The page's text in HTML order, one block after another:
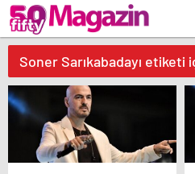
Soner Sarıkabadayı etiketi